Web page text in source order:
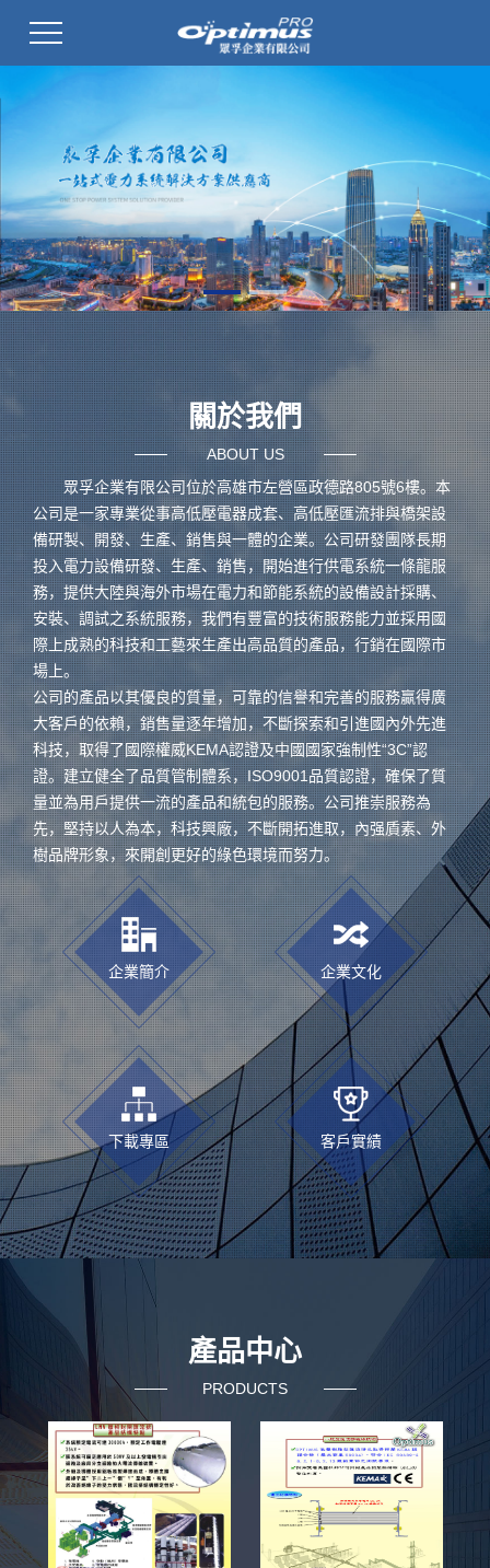
關於我們
ABOUT US
眾孚企業有限公司位於高雄市左營區政德路805號6樓。本
公司是一家專業從事高低壓電器成套、高低壓匯流排與橋架設
備研製、開發、生產、銷售與一體的企業。公司研發團隊長期
投入電力設備研發、生產、銷售，開始進行供電系統一條龍服
務，提供大陸與海外市場在電力和節能系統的設備設計採購、
安裝、調試之系統服務，我們有豐富的技術服務能力並採用國
際上成熟的科技和工藝來生產出高品質的產品，行銷在國際市
場上。
公司的產品以其優良的質量，可靠的信譽和完善的服務贏得廣
大客戶的依賴，銷售量逐年增加，不斷探索和引進國內外先進
科技，取得了國際權威KEMA認證及中國國家強制性“3C”認
證。建立健全了品質管制體系，ISO9001品質認證，確保了質
量並為用戶提供一流的產品和統包的服務。公司推崇服務為
先，堅持以人為本，科技興廠，不斷開拓進取，內强貭素、外
樹品牌形象，來開創更好的綠色環境而努力。
企業簡介 企業文化
下載專區 客戶實績
產品中心
PRODUCTS